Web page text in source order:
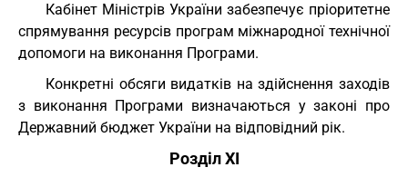
Кабінет Міністрів України забезпечує пріоритетне
спрямування ресурсів програм міжнародної технічної
допомоги на виконання Програми.
Конкретні обсяги видатків на здійснення заходів
з виконання Програми визначаються у законі про
Державний бюджет України на відповідний рік.
Розділ XI